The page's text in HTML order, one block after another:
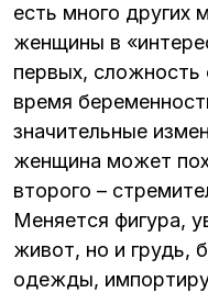
есть много других
женщины в
первых, сложность
время
значительные
женщина может
второго –
Меняется фигура,
живот, но и грудь,
одежды,